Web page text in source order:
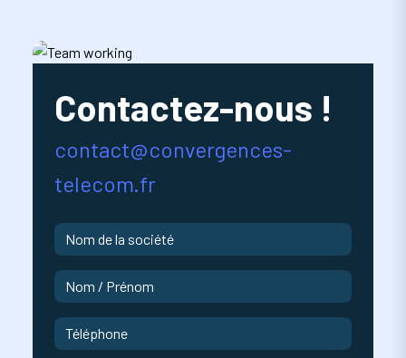
Contactez-nous !
contact@convergences-
telecom.fr